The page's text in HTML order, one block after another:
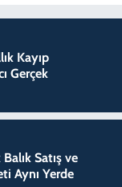
Kayıp
Gerçek
Satış ve
Aynı Yerde